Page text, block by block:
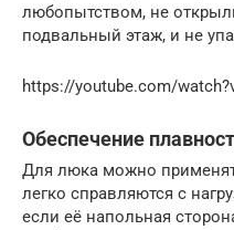
любопытством, не
подвальный этаж, и не
https://youtube.com/
Обеспечение
Для люка можно
легко справляются с
если её напольная